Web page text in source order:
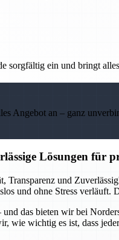
sorgfältig ein und bringt
Angebot an – ganz
Lösungen für
und
und ohne Stress
das bieten wir bei
wie wichtig es ist, dass